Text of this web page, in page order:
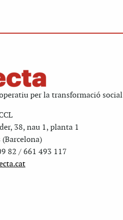
per la transformació social
38, nau 1, planta 1
82 / 661 493 117